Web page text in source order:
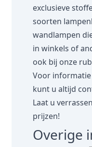
exclusieve
soorten
wandlampen
in winkels of
ook bij onze
Voor
kunt u altijd
Laat u
prijzen!
Overige